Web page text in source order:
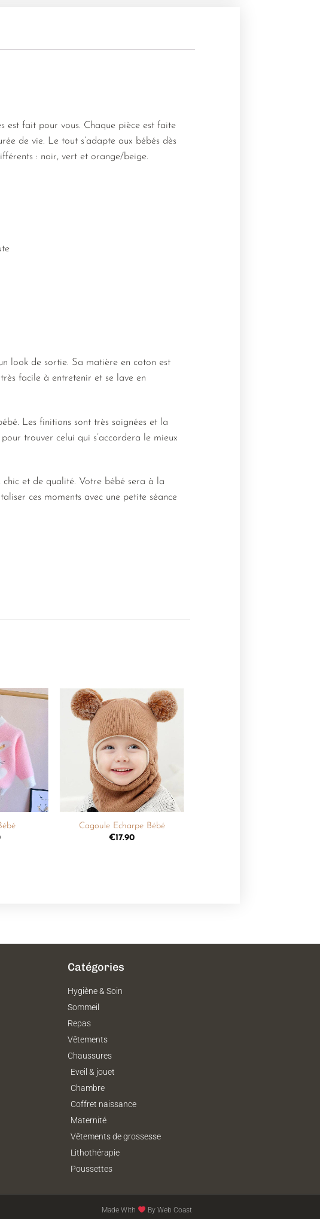
est fait pour vous. Chaque pièce est faite
de vie. Le tout s’adapte aux bébés dès
: noir, vert et orange/beige.
look de sortie. Sa matière en coton est
facile à entretenir et se lave en
Les finitions sont très soignées et la
trouver celui qui s’accordera le mieux
chic et de qualité. Votre bébé sera à la
ces moments avec une petite séance
à la
liste de
souhaits
Ajouter
liste de
souhaits
Cagoule Echarpe Bébé
€17.90
Catégories
Hygiène & Soin
Sommeil
Repas
Vêtements
Chaussures
Eveil & jouet
Chambre
Coffret naissance
Maternité
Vêtements de grossesse
Lithothérapie
Poussettes
Made With By Web Coast